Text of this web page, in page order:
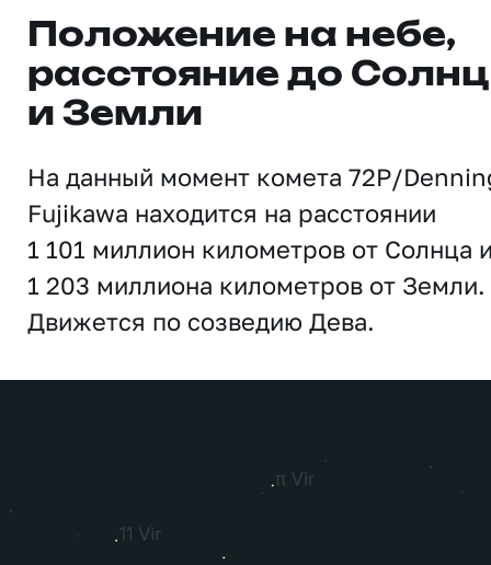
Положение на небе,
расстояние до
и Земли
На данный момент комета 72P/
Fujikawa находится на расстоянии
1 101 миллион километров от Солнца
1 203 миллиона километров от Земли.
Движется по созведию Дева.